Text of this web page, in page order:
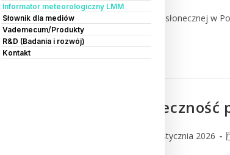
Informator meteorologiczny LMM
Słownik dla mediów
Vademecum/Produkty
R&D (Badania i rozwój)
Kontakt
Sprawdź potencjał energii słonecznej w
Czytaj Dalej
Jaka jest
29 stycznia 2026